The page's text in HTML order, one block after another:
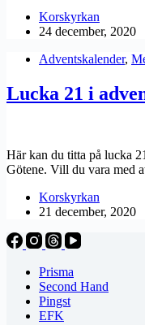
Korskyrkan
24 december, 2020
Adventskalender,
Lucka 21 i
Här kan du titta på lucka
Götene. Vill du vara med
Korskyrkan
21 december, 2020
Prisma
Second Hand
Pingst
EFK